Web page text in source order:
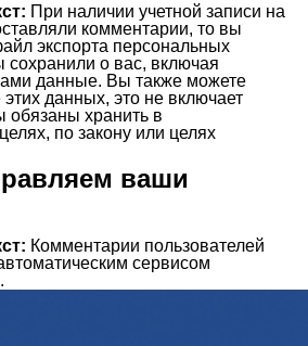
При наличии учетной записи на
комментарии, то вы
экспорта персональных
о вас, включая
данные. Вы также можете
данных, это не включает
хранить в
по закону или целях
ваши
Комментарии пользователей
сервисом